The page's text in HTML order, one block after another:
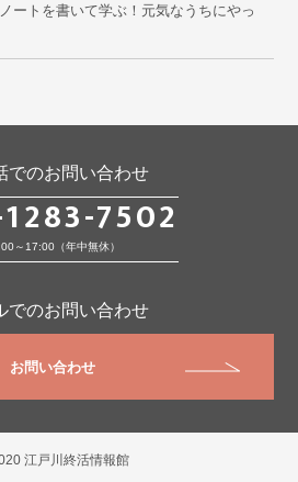
ートを書いて学ぶ！元気なうちにやっ
でのお問い合わせ
7502
～17:00（年中無休）
でのお問い合わせ
お問い合わせ
江戸川終活情報館